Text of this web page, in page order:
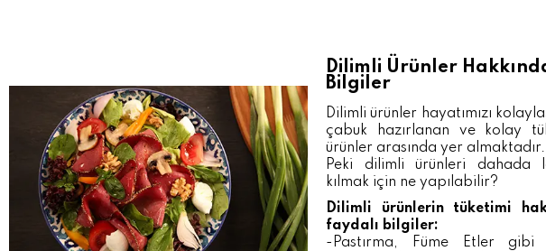
Dilimli Ürünler
Bilgiler
Dilimli ürünler hayatımızı
çabuk hazırlanan ve kolay
ürünler arasında yer almaktadır.
Peki dilimli ürünleri dahada
kılmak için ne yapılabilir?
Dilimli ürünlerin tüketimi
faydalı bilgiler:
-Pastırma, Füme Etler gibi